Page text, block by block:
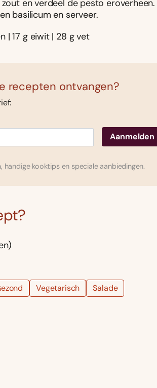
en verdeel de pesto eroverheen.
basilicum en serveer.
| 17 g eiwit | 28 g vet
recepten ontvangen?
kooktips en speciale aanbiedingen.
Vegetarisch Salade